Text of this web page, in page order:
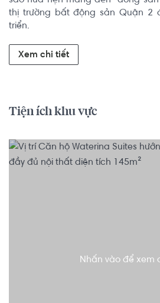
thị trường bất động sản Quận 2
triển.
Xem chi tiết
Tiện ích khu vực
Nhấn vào để xem